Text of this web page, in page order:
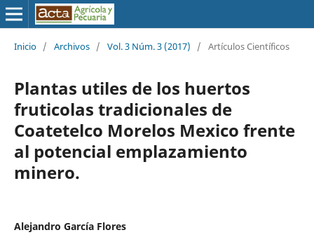
Inicio / Archivos / Vol. 3 Núm. 3 (2017) / Artículos Científicos
Plantas utiles de los huertos
fruticolas tradicionales de
Coatetelco Morelos Mexico frente
al potencial emplazamiento
minero.
Alejandro García Flores